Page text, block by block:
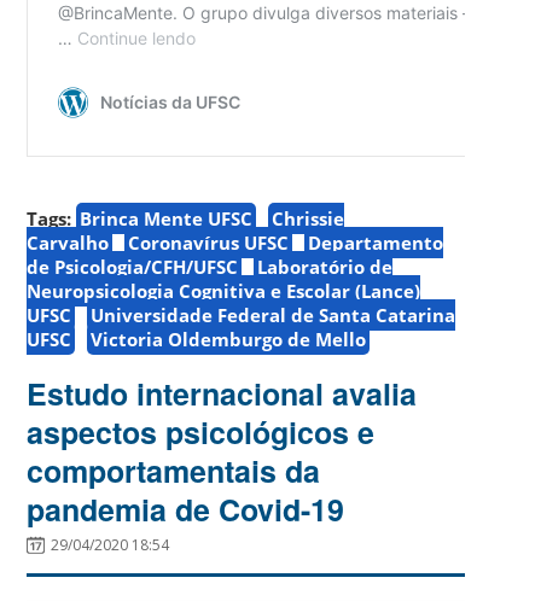
Tags: Brinca Mente UFSC
Chrissie
Carvalho
Coronavírus UFSC
Departamento
de Psicologia/CFH/UFSC
Laboratório de
Neuropsicologia Cognitiva e Escolar (Lance)
UFSC
Universidade Federal de Santa Catarina
UFSC
Victoria Oldemburgo de Mello
Estudo internacional avalia
aspectos psicológicos e
comportamentais da
pandemia de Covid-19
29/04/2020 18:54